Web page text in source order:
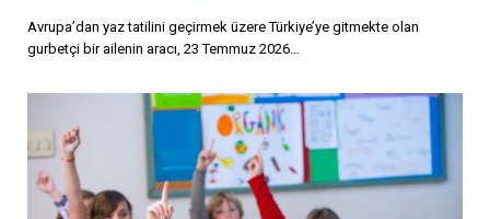
Avrupa’dan yaz tatilini geçirmek üzere Türkiye’ye gitmekte olan
gurbetçi bir ailenin aracı, 23 Temmuz 2026…